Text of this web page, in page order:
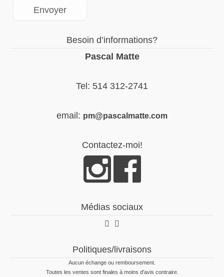
Besoin d’informations?
Pascal Matte
Tel: 514 312-2741
email: pm@pascalmatte.com
Contactez-moi!
Médias sociaux
Politiques/livraisons
Aucun échange ou remboursement.
Toutes les ventes sont finales à moins d'avis contraire.